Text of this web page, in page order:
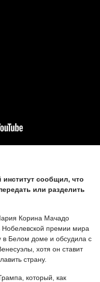
сообщил, что
или разделить
Корина Мачадо
Нобелевской премии мира
Белом доме и обсудила с
хотя он ставит
страну.
который, как